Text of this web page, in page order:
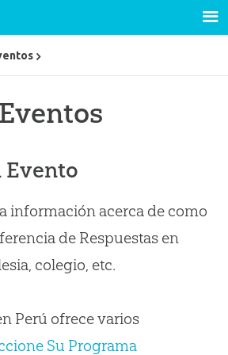
Eventos
Evento
información acerca de como
de Respuestas en
colegio, etc.
Perú ofrece varios
Su Programa